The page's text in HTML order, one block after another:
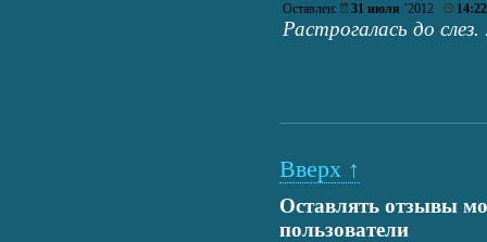
Оставлен: 31 июля ’2012 14:22
Растрогалась до
Вверх ↑
Оставлять отзывы
пользователи